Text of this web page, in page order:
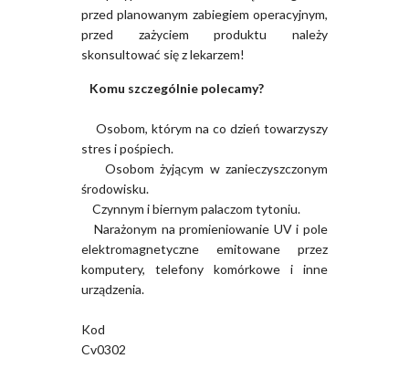
przed planowanym zabiegiem operacyjnym,
przed zażyciem produktu należy
skonsultować się z lekarzem!
Komu szczególnie polecamy?
Osobom, którym na co dzień towarzyszy
stres i pośpiech.
Osobom żyjącym w zanieczyszczonym
środowisku.
Czynnym i biernym palaczom tytoniu.
Narażonym na promieniowanie UV i pole
elektromagnetyczne emitowane przez
komputery, telefony komórkowe i inne
urządzenia.
Kod
Cv0302